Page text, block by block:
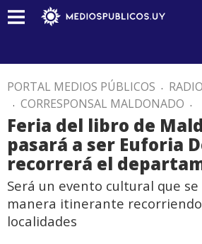
PORTAL MEDIOS PÚBLICOS . RADIO
. CORRESPONSAL MALDONADO .
Feria del libro de
pasará a ser Euforia
recorrerá el
Será un evento cultural que
manera itinerante
localidades